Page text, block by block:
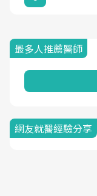
最多人推薦醫師
網友就醫經驗分享